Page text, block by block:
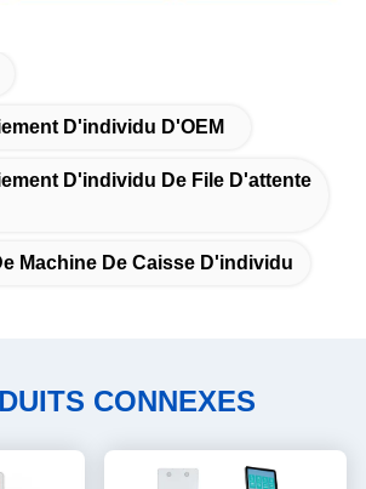
D'individu D'OEM
D'individu De File D'attente
Machine De Caisse D'individu
CONNEXES